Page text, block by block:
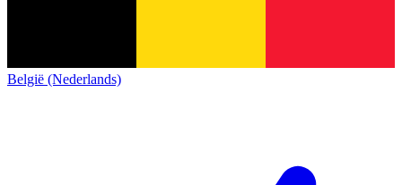
België (Nederlands)